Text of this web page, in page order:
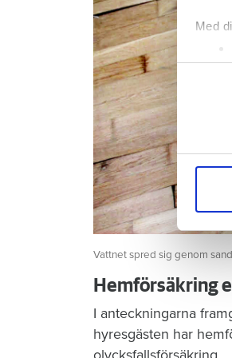
Med
Ta
eller
till
Vattnet spred sig genom
Hemförsäkring
I anteckningarna
hyresgästen har
olycksfallsförsäkring.